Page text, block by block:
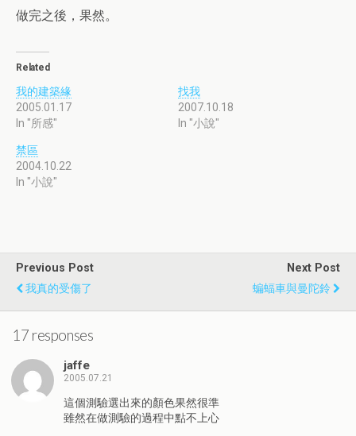
做完之後，果然。
Related
我的建築緣
2005.01.17
In "所感"
找我
2007.10.18
In "小說"
禁區
2004.10.22
In "小說"
Previous Post
我真的受傷了
Next Post
蝙蝠車與曼陀鈴
17 responses
jaffe
2005.07.21
這個測驗選出來的顏色果然很準
雖然在做測驗的過程中點不上心